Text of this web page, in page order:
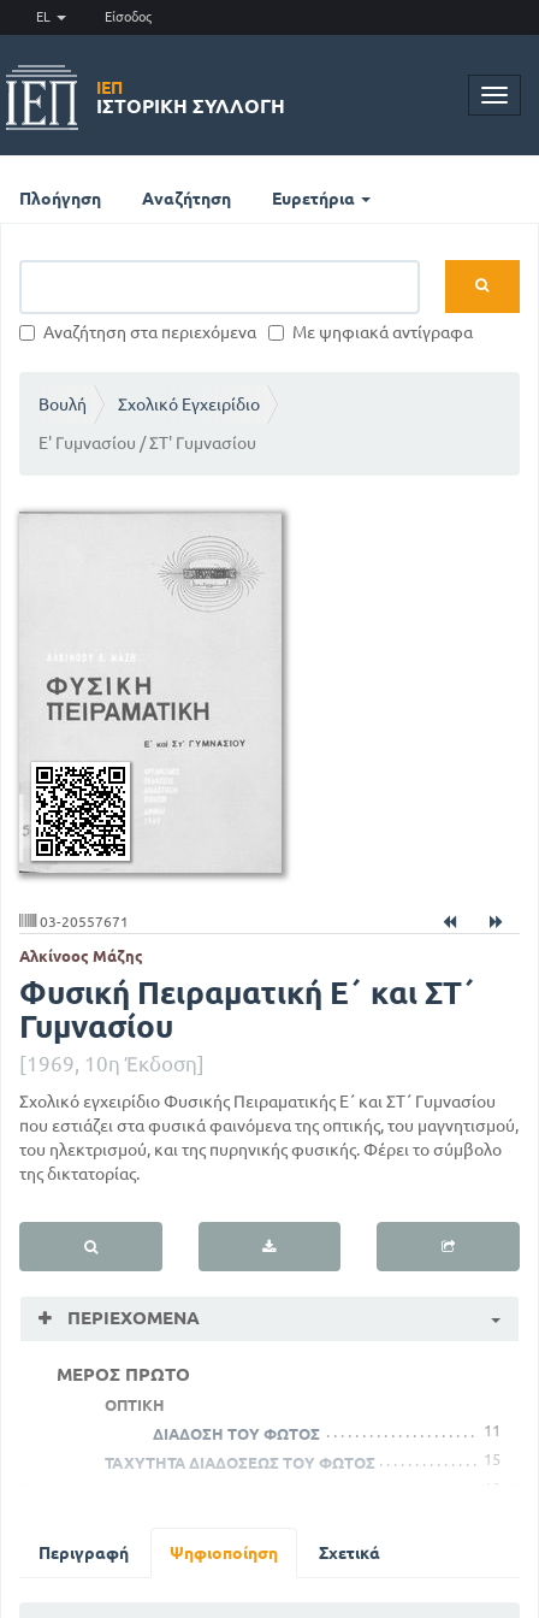
EL Είσοδος
ΙΕΠ
ΙΣΤΟΡΙΚΉ ΣΥΛΛΟΓΉ
Πλοήγηση Αναζήτηση Ευρετήρια
Αναζήτηση στα περιεχόμενα Με ψηφιακά αντίγραφα
Βουλή
Σχολικό Εγχειρίδιο
Ε' Γυμνασίου / ΣΤ' Γυμνασίου
03-20557671
Αλκίνοος Μάζης
Φυσική Πειραματική Ε΄ και ΣΤ΄
Γυμνασίου
[1969, 10η Έκδοση]
Σχολικό εγχειρίδιο Φυσικής Πειραματικής Ε΄ και ΣΤ΄ Γυμνασίου
που εστιάζει στα φυσικά φαινόμενα της οπτικής, του μαγνητισμού,
του ηλεκτρισμού, και της πυρηνικής φυσικής. Φέρει το σύμβολο
της δικτατορίας.
ΠΕΡΙΕΧΌΜΕΝΑ
ΜΕΡΟΣ ΠΡΩΤΟ
ΟΠΤΙΚΗ
ΔΙΑΔΟΣΗ ΤΟΥ ΦΩΤΟΣ
11
ΤΑΧΥΤΗΤΑ ΔΙΑΔΟΣΕΩΣ ΤΟΥ ΦΩΤΟΣ
15
19
Β' ΣΦΑΙΡΙΚΑ ΚΑΤΟΠΤΡΑ
Περιγραφή Ψηφιοποίηση Σχετικά